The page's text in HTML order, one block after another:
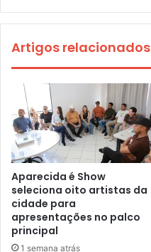
Artigos relacionados
Aparecida é Show
seleciona oito artistas da
cidade para
apresentações no palco
principal
1 semana atrás